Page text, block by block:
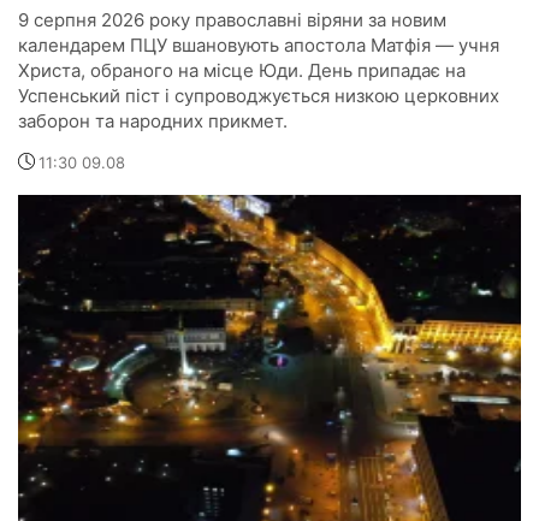
9 серпня 2026 року православні віряни за новим
календарем ПЦУ вшановують апостола Матфія — учня
Христа, обраного на місце Юди. День припадає на
Успенський піст і супроводжується низкою церковних
заборон та народних прикмет.
11:30 09.08